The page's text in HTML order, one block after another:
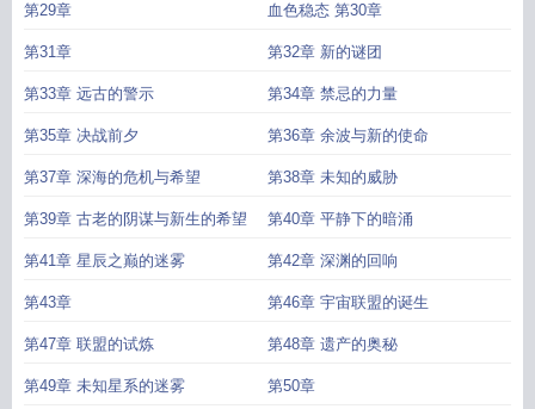
第29章 血色稳态 第30章
第31章 第32章 新的谜团
第33章 远古的警示 第34章 禁忌的力量
第35章 决战前夕 第36章 余波与新的使命
第37章 深海的危机与希望 第38章 未知的威胁
第39章 古老的阴谋与新生的希望 第40章 平静下的暗涌
第41章 星辰之巅的迷雾 第42章 深渊的回响
第43章 第46章 宇宙联盟的诞生
第47章 联盟的试炼 第48章 遗产的奥秘
第49章 未知星系的迷雾 第50章